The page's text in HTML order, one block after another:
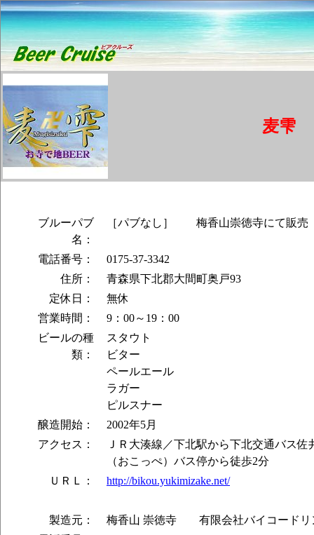
麦雫
ブルーパブ
名：
［パブなし］ 梅香山崇徳寺にて販売
電話番号：
0175-37-3342
住所：
青森県下北郡大間町奥戸93
定休日：
無休
営業時間：
9：00～19：00
ビールの種
類：
スタウト
ビター
ペールエール
ラガー
ピルスナー
醸造開始：
2002年5月
アクセス：
ＪＲ大湊線／下北駅から下北交通バス佐
（おこっぺ）バス停から徒歩2分
ＵＲＬ：
http://bikou.yukimizake.net/
製造元：
梅香山 崇徳寺 有限会社バイコードリ